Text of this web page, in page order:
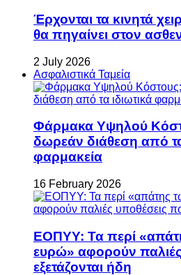
Έρχονται τα κινητά
θα πηγαίνει στον
2 July 2026
Ασφαλιστικά Ταμεία
Φάρμακα Υψηλού
δωρεάν διάθεση από τα
φαρμακεία
16 February 2026
ΕΟΠΥΥ: Τα περί
ευρώ» αφορούν
εξετάζονται ήδη